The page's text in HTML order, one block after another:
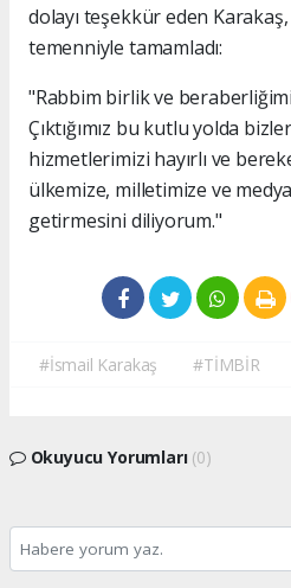
dolayı teşekkür eden Karakaş,
temenniyle tamamladı:
"Rabbim birlik ve
Çıktığımız bu kutlu yolda
hizmetlerimizi hayırlı ve
ülkemize, milletimize ve
getirmesini diliyorum."
#İsmail Karakaş #TİMBİR
Okuyucu Yorumları (0)